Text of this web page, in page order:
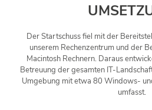
Der Startschuss fiel mit der
unserem Rechenzentrum und der
Macintosh Rechnern. Daraus
Betreuung der gesamten IT-
Umgebung mit etwa 80 Windows-
umfasst.